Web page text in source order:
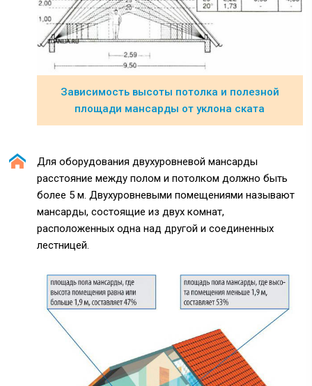
Зависимость высоты потолка и полезной
площади мансарды от уклона ската
Для оборудования двухуровневой мансарды
расстояние между полом и потолком должно быть
более 5 м. Двухуровневыми помещениями называют
мансарды, состоящие из двух комнат,
расположенных одна над другой и соединенных
лестницей.